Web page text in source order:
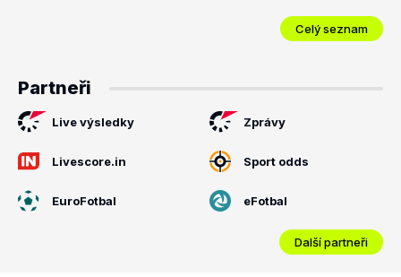
Celý seznam
Partneři
Live výsledky Zprávy
Livescore.in Sport odds
EuroFotbal eFotbal
Další partneři